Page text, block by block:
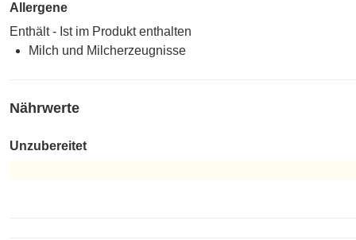
Allergene
Enthält - Ist im Produkt enthalten
Milch und Milcherzeugnisse
Nährwerte
Unzubereitet